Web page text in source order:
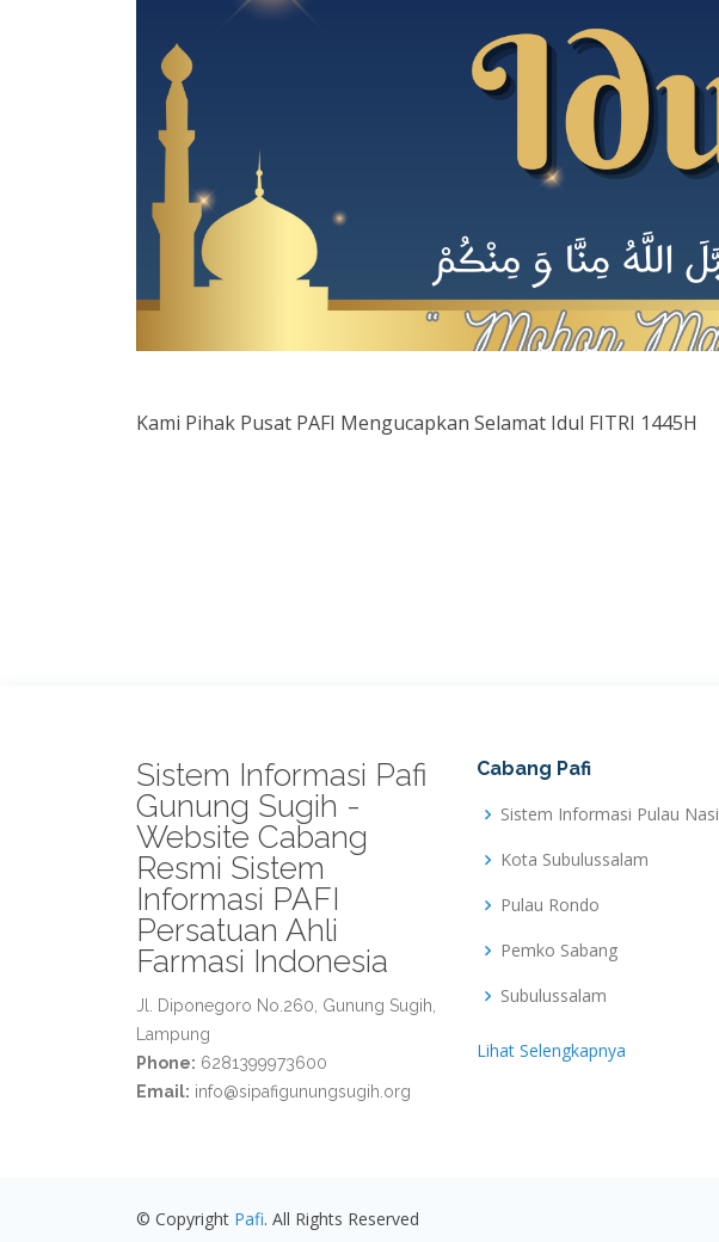
Kami Pihak Pusat PAFI Mengucapkan Selamat Idul FITRI 1445H
Sistem Informasi Pafi
Gunung Sugih -
Website Cabang
Resmi Sistem
Informasi PAFI
Persatuan Ahli
Farmasi Indonesia
Jl. Diponegoro No.260, Gunung Sugih,
Lampung
Phone: 6281399973600
Email: info@sipafigunungsugih.org
Cabang Pafi
Sistem Informasi Pulau Nasi
Kota Subulussalam
Pulau Rondo
Pemko Sabang
Subulussalam
Lihat Selengkapnya
© Copyright Pafi. All Rights Reserved